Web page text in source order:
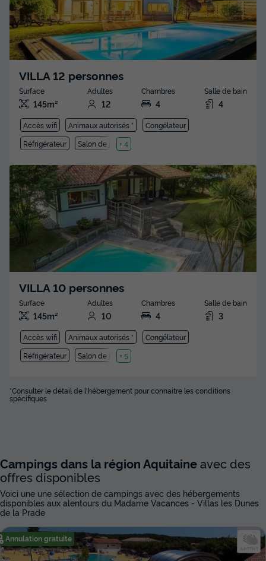
VILLA 12 personnes
Surface
145m²
Adultes
12
Chambres
4
Salle de bain
4
Accès wifi Animaux autorisés *
Congélateur
Réfrigérateur
Salon de jardin
+ 4
VILLA 10 personnes
Surface
145m²
Adultes
10
Chambres
4
Salle de bain
3
Accès wifi Animaux autorisés *
Congélateur
Réfrigérateur
Salon de jardin
+ 5
*Consulter le détail de l'hébergement pour connaitre les conditions
spécifiques
Campings dans la région Aquitaineavec des
offres disponibles
Voici une une sélection de campings avec des hébergements
disponibles aux alentours du Madame Vacances - Villas les Dunes
de la Prade
Annulation gratuite